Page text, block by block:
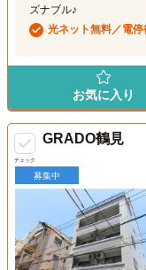
ズナブル♪
光ネット無料／電
お気に入り
チェック
GRADO鶴見
募集中